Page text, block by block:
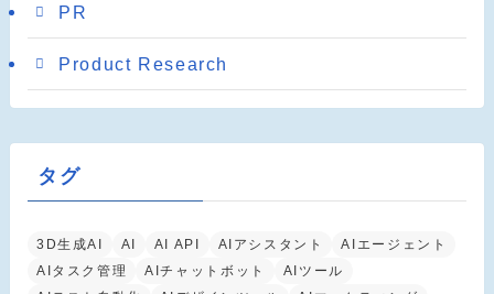
PR
Product Research
タグ
3D生成AI AI AI API AIアシスタント
AIエージェント
AIタスク管理
AIチャットボット
AIツール